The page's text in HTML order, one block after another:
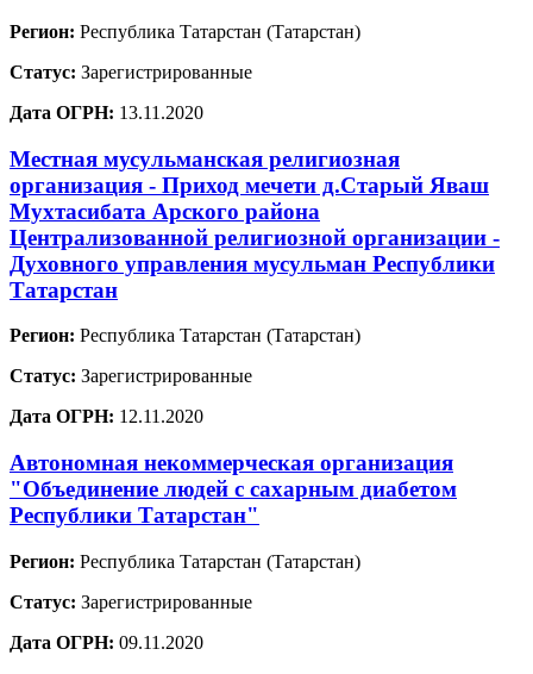
Регион: Республика Татарстан (Татарстан)
Статус: Зарегистрированные
Дата ОГРН: 13.11.2020
Местная мусульманская религиозная
организация - Приход мечети д.Старый Яваш
Мухтасибата Арского района
Централизованной религиозной организации -
Духовного управления мусульман Республики
Татарстан
Регион: Республика Татарстан (Татарстан)
Статус: Зарегистрированные
Дата ОГРН: 12.11.2020
Автономная некоммерческая организация
"Объединение людей с сахарным диабетом
Республики Татарстан"
Регион: Республика Татарстан (Татарстан)
Статус: Зарегистрированные
Дата ОГРН: 09.11.2020